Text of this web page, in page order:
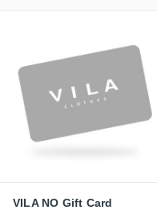
VILA NO Gift Card